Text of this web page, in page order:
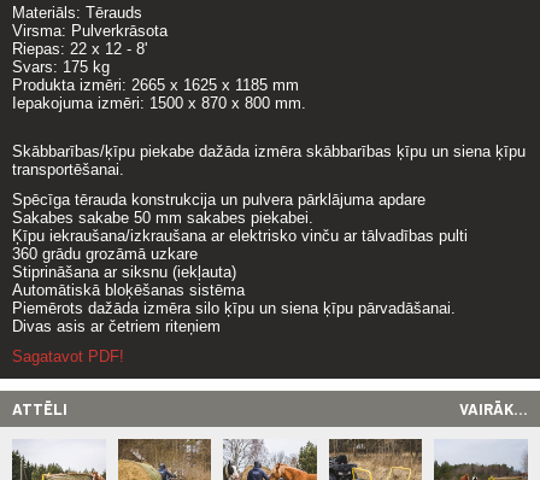
Materiāls: Tērauds
Virsma: Pulverkrāsota
Riepas: 22 x 12 - 8'
Svars: 175 kg
Produkta izmēri: 2665 x 1625 x 1185 mm
Iepakojuma izmēri: 1500 x 870 x 800 mm.
Skābbarības/ķīpu piekabe dažāda izmēra skābbarības ķīpu un siena ķīpu
transportēšanai.
Spēcīga tērauda konstrukcija un pulvera pārklājuma apdare
Sakabes sakabe 50 mm sakabes piekabei.
Ķīpu iekraušana/izkraušana ar elektrisko vinču ar tālvadības pulti
360 grādu grozāmā uzkare
Stiprināšana ar siksnu (iekļauta)
Automātiskā bloķēšanas sistēma
Piemērots dažāda izmēra silo ķīpu un siena ķīpu pārvadāšanai.
Divas asis ar četriem riteņiem
Sagatavot PDF!
ATTĒLI VAIRĀK...